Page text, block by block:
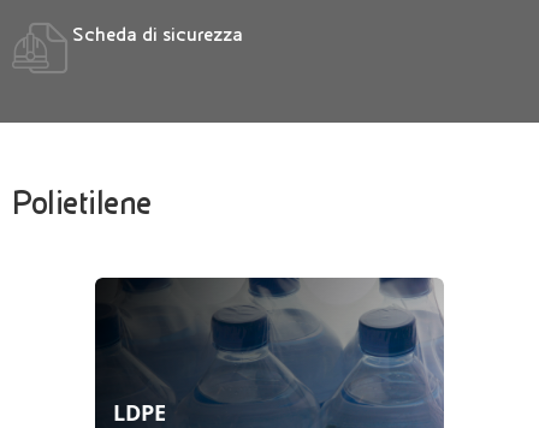
Scheda di sicurezza
Polietilene
LDPE